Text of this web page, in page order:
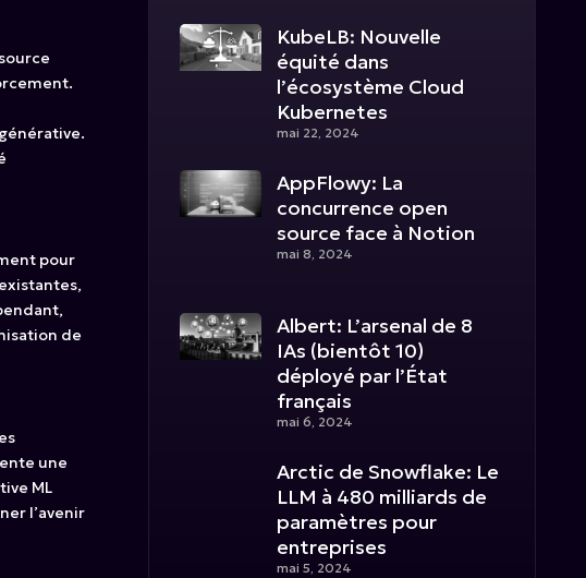
pour
de
une
ML
l’avenir
KubeLB: Nouvelle
équité dans
l’écosystème Cloud
Kubernetes
mai 22, 2024
AppFlowy: La
concurrence open
source face à Notion
mai 8, 2024
Albert: L’arsenal de 8
IAs (bientôt 10)
déployé par l’État
français
mai 6, 2024
Arctic de Snowflake: Le
LLM à 480 milliards de
paramètres pour
entreprises
mai 5, 2024